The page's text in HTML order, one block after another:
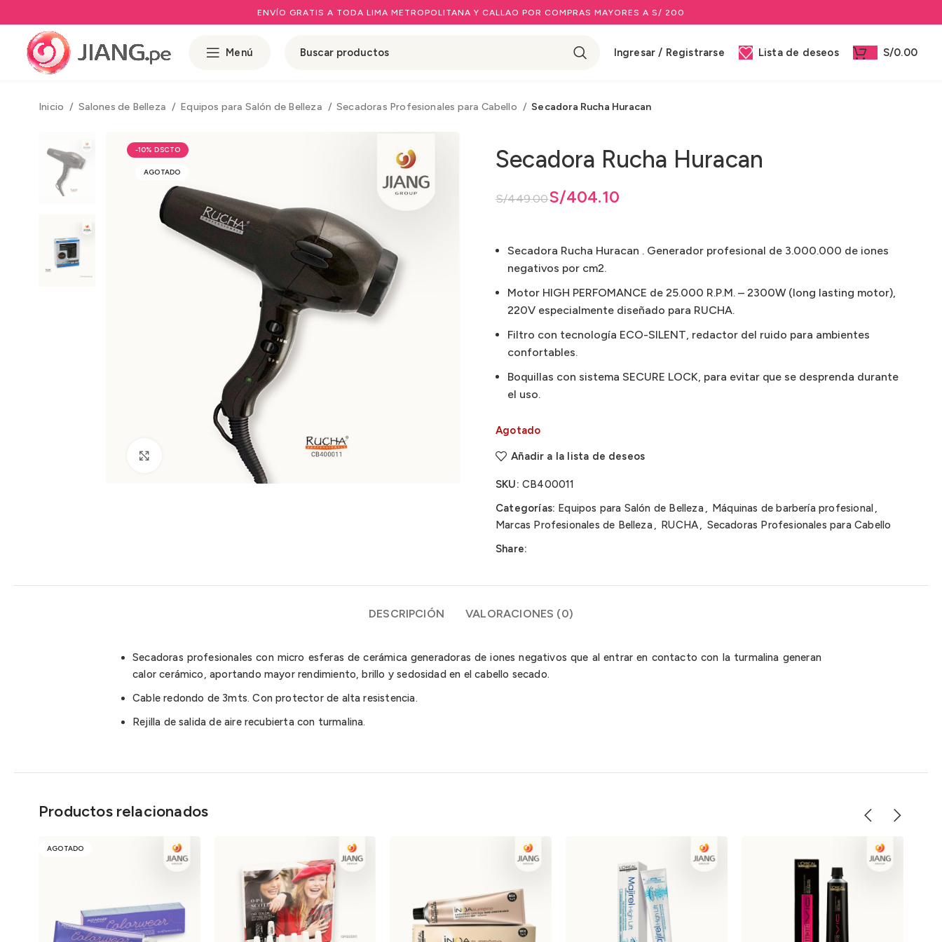
ENVÍO GRATIS A TODA LIMA METROPOLITANA Y CALLAO POR COMPRAS MAYORES A S/ 200
Menú Ingresar / Registrarse Lista de deseos S/0.00
Inicio Salones de Belleza Equipos para Salón de Belleza Secadoras Profesionales para Cabello Secadora Rucha Huracan
-10%
AGOTADO Secadora Rucha Huracan
S/449.00
El precio original era: S/449.00.
S/404.10
El precio actual es: S/404.10.
Secadora Rucha Huracan . Generador profesional de 3.000.000 de iones
negativos por cm2.
Motor HIGH PERFOMANCE de 25.000 R.P.M. – 2300W (long lasting motor),
220V especialmente diseñado para RUCHA.
Filtro con tecnología ECO-SILENT, redactor del ruido para ambientes
confortables.
Boquillas con sistema SECURE LOCK, para evitar que se desprenda durante
el uso.
Agotado
Añadir a la lista de deseos
SKU: CB400011
Categorías: Equipos para Salón de Belleza, Máquinas de barbería profesional,
Marcas Profesionales de Belleza, RUCHA, Secadoras Profesionales para Cabello
Share:
DESCRIPCIÓN VALORACIONES (0)
Secadoras profesionales con micro esferas de cerámica generadoras de iones negativos que al entrar en contacto con la turmalina generan
calor cerámico, aportando mayor rendimiento, brillo y sedosidad en el cabello secado.
Cable redondo de 3mts. Con protector de alta resistencia.
Rejilla de salida de aire recubierta con turmalina.
Productos relacionados
AGOTADO